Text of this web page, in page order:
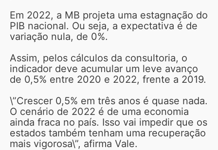
Em 2022, a MB projeta uma estagnação do
PIB nacional. Ou seja, a expectativa é de
variação nula, de 0%.
Assim, pelos cálculos da consultoria, o
indicador deve acumular um leve avanço
de 0,5% entre 2020 e 2022, frente a 2019.
\”Crescer 0,5% em três anos é quase nada.
O cenário de 2022 é de uma economia
ainda fraca no país. Isso vai impedir que os
estados também tenham uma recuperação
mais vigorosa\”, afirma Vale.